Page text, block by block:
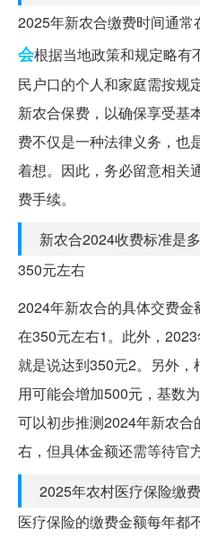
2025年新农合缴费时间通
会根据当地政策和规定略有
民户口的个人和家庭需按规
新农合保费，以确保享受基
费不仅是一种法律义务，也
着想。因此，务必留意相关
费手续。
新农合2024收费标准是
350元左右
2024年新农合的具体交费
在350元左右1。此外，
就是说达到350元2。另外
用可能会增加500元，基数
可以初步推测2024年新农
右，但具体金额还需等待官
2025年农村医疗保险缴
医疗保险的缴费金额每年都